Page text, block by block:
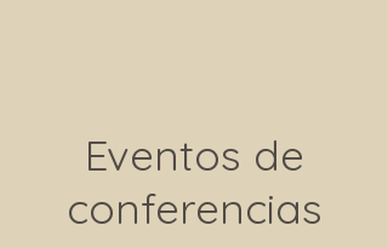
Eventos de
conferencias